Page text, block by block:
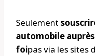
Seulement
automobile
foipas via les sites